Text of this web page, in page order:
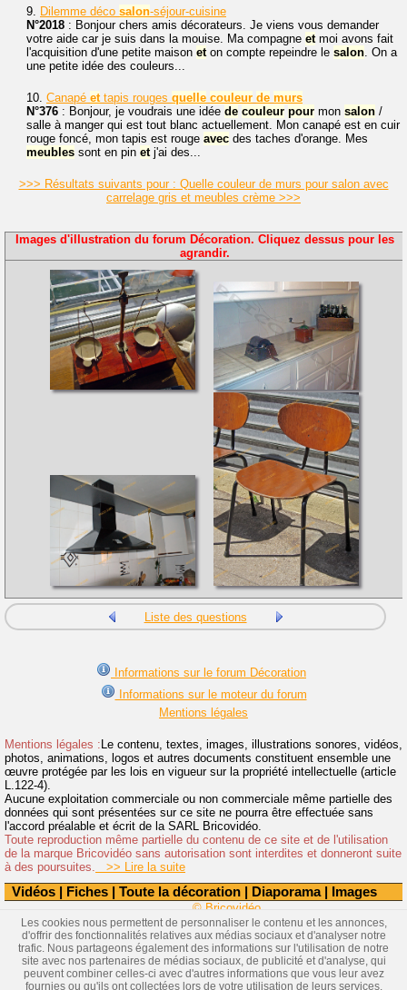
Vidéos | Fiches | Toute la décoration | Diaporama| Images
9. Dilemme déco salon-séjour-cuisine
N°2018 : Bonjour chers amis décorateurs. Je viens vous demander
votre aide car je suis dans la mouise. Ma compagne etmoi avons fait
l'acquisition d'une petite maison eton compte repeindre le salon. On a
une petite idée des couleurs...
10. Canapé ettapis rouges quelle couleur de murs
N°376 : Bonjour, je voudrais une idée de couleur pour mon salon /
salle à manger qui est tout blanc actuellement. Mon canapé est en cuir
rouge foncé, mon tapis est rouge avec des taches d'orange. Mes
meubles sont en pin etj'ai des...
>>> Résultats suivants pour : Quelle couleur de murs pour salon avec
carrelage gris et meubles crème >>>
Images d'illustration du forum Décoration. Cliquez dessus pour les
agrandir.
Liste des questions
Informations sur le forum Décoration
Informations sur le moteur du forum
Mentions légales
Mentions légales : Le contenu, textes, images, illustrations sonores, vidéos,
photos, animations, logos et autres documents constituent ensemble une
œuvre protégée par les lois en vigueur sur la propriété intellectuelle (article
L.122-4).
Aucune exploitation commerciale ou non commerciale même partielle des
données qui sont présentées sur ce site ne pourra être effectuée sans
l'accord préalable et écrit de la SARL Bricovidéo.
Toute reproduction même partielle du contenu de ce site et de l'utilisation
de la marque Bricovidéo sans autorisation sont interdites et donneront suite
à des poursuites. >> Lire la suite
© Bricovidéo
Les cookies nous permettent de personnaliser le contenu et les annonces,
d'offrir des fonctionnalités relatives aux médias sociaux et d'analyser notre
trafic. Nous partageons également des informations sur l'utilisation de notre
site avec nos partenaires de médias sociaux, de publicité et d'analyse, qui
peuvent combiner celles-ci avec d'autres informations que vous leur avez
fournies ou qu'ils ont collectées lors de votre utilisation de leurs services.